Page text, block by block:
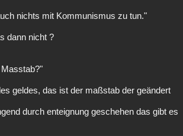
nichts mit Kommunismus zu tun."
dann nicht ?
geldes, das ist der maßstab der geändert
durch enteignung geschehen das gibt es